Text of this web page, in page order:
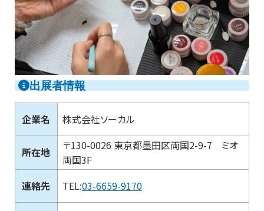
出展者情報
企業名 株式会社ソーカル
所在地
〒130-0026 東京都墨田区両国2-9-7 ミオ
両国3F
連絡先
TEL:03-6659-9170